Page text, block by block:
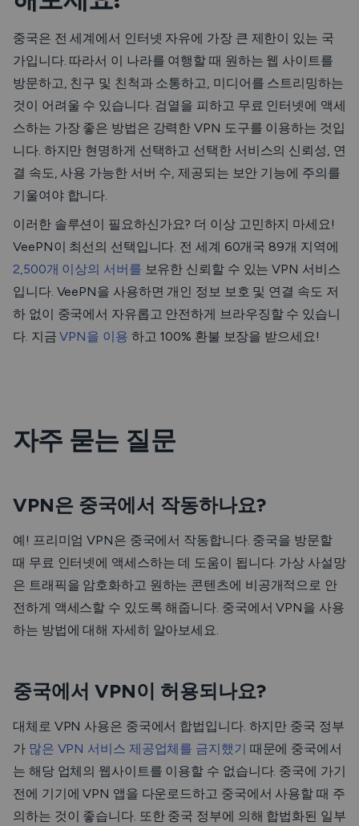
중국은 전 세계에서 인터넷 자유에 가장 큰 제한이 있는 국
가입니다. 따라서 이 나라를 여행할 때 원하는 웹 사이트를
방문하고, 친구 및 친척과 소통하고, 미디어를 스트리밍하는
것이 어려울 수 있습니다. 검열을 피하고 무료 인터넷에 액세
스하는 가장 좋은 방법은 강력한 VPN 도구를 이용하는 것입
니다. 하지만 현명하게 선택하고 선택한 서비스의 신뢰성, 연
결 속도, 사용 가능한 서버 수, 제공되는 보안 기능에 주의를
기울여야 합니다.
이러한 솔루션이 필요하신가요? 더 이상 고민하지 마세요!
VeePN이 최선의 선택입니다. 전 세계 60개국 89개 지역에
2,500개 이상의 서버를 보유한 신뢰할 수 있는 VPN 서비스
입니다. VeePN을 사용하면 개인 정보 보호 및 연결 속도 저
하 없이 중국에서 자유롭고 안전하게 브라우징할 수 있습니
다. 지금VPN을 이용 하고 100% 환불 보장을 받으세요!
자주 묻는 질문
VPN은 중국에서 작동하나요?
예! 프리미엄 VPN은 중국에서 작동합니다. 중국을 방문할
때 무료 인터넷에 액세스하는 데 도움이 됩니다. 가상 사설망
은 트래픽을 암호화하고 원하는 콘텐츠에 비공개적으로 안
전하게 액세스할 수 있도록 해줍니다. 중국에서 VPN을 사용
하는 방법에 대해 자세히 알아보세요.
중국에서 VPN이 허용되나요?
대체로 VPN 사용은 중국에서 합법입니다. 하지만 중국 정부
가 많은 VPN 서비스 제공업체를 금지했기 때문에 중국에서
는 해당 업체의 웹사이트를 이용할 수 없습니다. 중국에 가기
전에 기기에 VPN 앱을 다운로드하고 중국에서 사용할 때 주
의하는 것이 좋습니다. 또한 중국 정부에 의해 합법화된 일부